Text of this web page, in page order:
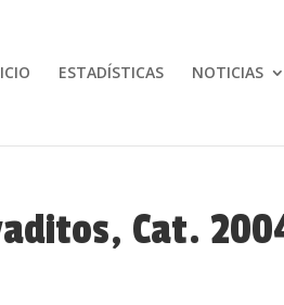
ESTADÍSTICAS NOTICIAS
Cat.